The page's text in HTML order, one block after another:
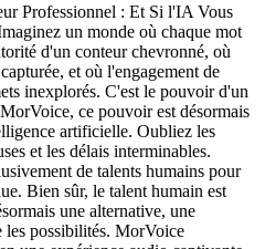
Professionnel : Et Si l'IA Vous
un monde où chaque mot
d'un conteur chevronné, où
et où l'engagement de
inexplorés. C'est le pouvoir d'un
ce pouvoir est désormais
artificielle. Oubliez les
et les délais interminables.
de talents humains pour
Bien sûr, le talent humain est
une alternative, une
possibilités. MorVoice